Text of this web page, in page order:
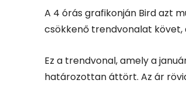
A 4 órás grafikonján Bird azt
csökkenő trendvonalat
Ez a trendvonal, amely a
határozottan áttört. Az ár